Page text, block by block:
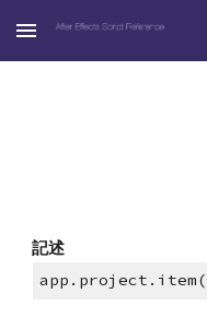
Skip to main content
記述
app.project.item(